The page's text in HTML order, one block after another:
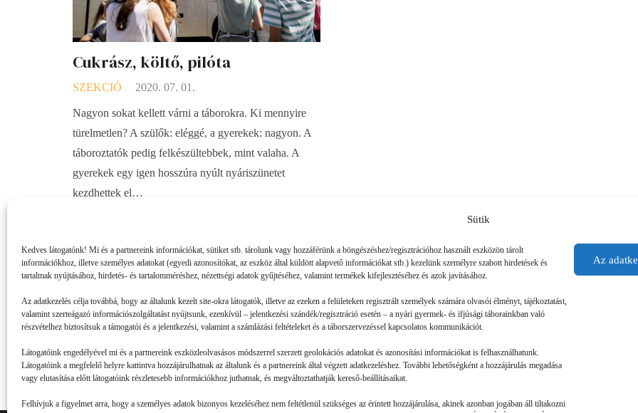
Sütik
Kedves látogatónk! Mi és a partnereink információkat, sütiket stb. tárolunk vagy hozzáférünk a böngészéshez/regisztrációhoz használt eszközön tárolt
információkhoz, illetve személyes adatokat (egyedi azonosítókat, az eszköz által küldött alapvető információkat stb.) kezelünk személyre szabott hirdetések és
tartalmak nyújtásához, hirdetés- és tartalomméréshez, nézettségi adatok gyűjtéséhez, valamint termékek kifejlesztéséhez és azok javításához.
Az adatkezelés célja továbbá, hogy az általunk kezelt site-okra látogatók, illetve az ezeken a felületeken regisztrált személyek számára olvasói élményt, tájékoztatást,
valamint szerteágazó információszolgáltatást nyújtsunk, ezenkívül – jelentkezési szándék/regisztráció esetén – a nyári gyermek- és ifjúsági táborainkban való
részvételhez biztosítsuk a támogatói és a jelentkezési, valamint a számlázási feltételeket és a táborszervezéssel kapcsolatos kommunikációt.
Látogatóink engedélyével mi és a partnereink eszközleolvasásos módszerrel szerzett geolokációs adatokat és azonosítási információkat is felhasználhatunk.
Látogatóink a megfelelő helyre kattintva hozzájárulhatnak az általunk és a partnereink által végzett adatkezeléshez. További lehetőségként a hozzájárulás megadása
vagy elutasítása előtt látogatóink részletesebb információkhoz juthatnak, és megváltoztathatják kereső-beállításaikat.
Felhívjuk a figyelmet arra, hogy a személyes adatok bizonyos kezeléséhez nem feltétlenül szükséges az érintett hozzájárulása, akinek azonban jogában áll tiltakozni
Az
Cukrász, költő, pilóta
SZEKCIÓ 2020. 07. 01.
Nagyon sokat kellett várni a táborokra. Ki mennyire
türelmetlen? A szülők: eléggé, a gyerekek: nagyon. A
táboroztatók pedig felkészültebbek, mint valaha. A
gyerekek egy igen hosszúra nyúlt nyáriszünetet
kezdhettek el…